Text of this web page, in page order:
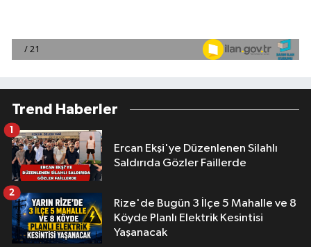
Trend Haberler
Ercan Ekşi'ye Düzenlenen Silahlı
Saldırıda Gözler Faillerde
1
Rize'de Bugün 3 İlçe 5 Mahalle ve 8
Köyde Planlı Elektrik Kesintisi
Yaşanacak
2